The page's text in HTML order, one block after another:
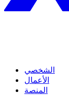
الشخصي
الأعمال
المنصة